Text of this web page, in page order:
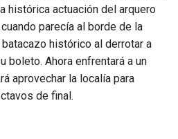
histórica actuación del arquero
parecía al borde de la
histórico al derrotar a
boleto. Ahora enfrentará a un
aprovechar la localía para
de final.